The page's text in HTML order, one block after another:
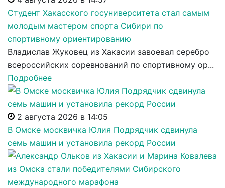
Студент Хакасского госуниверситета стал самым
молодым мастером спорта Сибири по
спортивному ориентированию
Владислав Жуковец из Хакасии завоевал серебро
всероссийских соревнований по спортивному ор...
Подробнее
2 августа 2026 в 14:05
В Омске москвичка Юлия Подрядчик сдвинула
семь машин и установила рекорд России